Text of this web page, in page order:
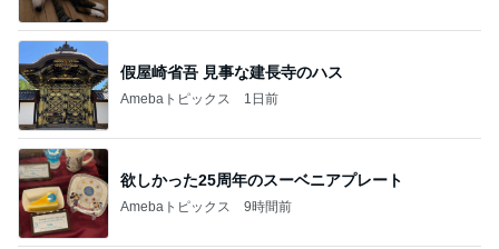
假屋崎省吾 見事な建長寺のハス
Amebaトピックス 1日前
欲しかった25周年のスーベニアプレート
Amebaトピックス 9時間前